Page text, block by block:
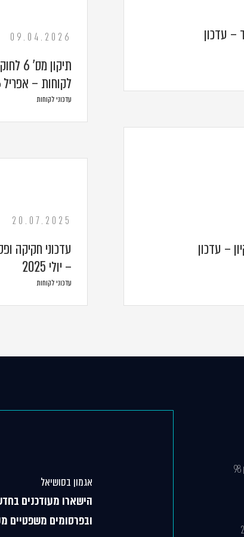
– עדכון
09.04.2026
לקוחות – אפריל 2026
עדכוני לקוחות
– עדכון
20.07.2025
עדכוני חקיקה
– יולי 2025
עדכוני לקוחות
אגמון בסושיאל
הישארו מעודכנים
ובפרסומים משפטיים